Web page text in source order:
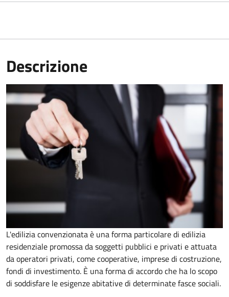
Descrizione
L'edilizia convenzionata è una forma particolare di edilizia
residenziale promossa da soggetti pubblici e privati e attuata
da operatori privati, come cooperative, imprese di costruzione,
fondi di investimento. È una forma di accordo che ha lo scopo
di soddisfare le esigenze abitative di determinate fasce sociali.